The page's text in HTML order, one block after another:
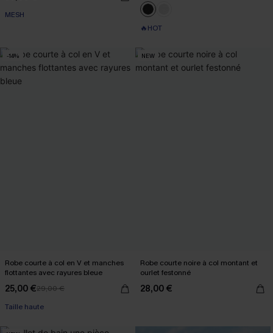
MESH
🔥HOT
-14%
Robe courte à col en V et manches
flottantes avec rayures bleue
25,00 €29,00 €
Taille haute
NEW
Robe courte noire à col montant et
ourlet festonné
28,00 €